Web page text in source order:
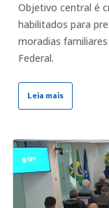
Objetivo central é
habilitados para
moradias
Federal.
Leia mais